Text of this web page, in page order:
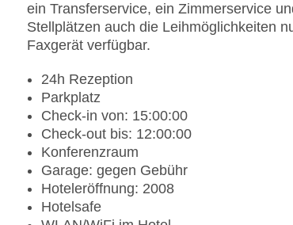
ein Transferservice, ein Zimmerservice
Stellplätzen auch die Leihmöglichkeiten
Faxgerät verfügbar.
24h Rezeption
Parkplatz
Check-in von: 15:00:00
Check-out bis: 12:00:00
Konferenzraum
Garage: gegen Gebühr
Hoteleröffnung: 2008
Hotelsafe